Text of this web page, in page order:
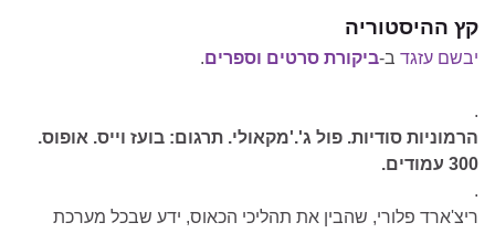
קץ ההיסטוריה
יבשם עזגד ב-ביקורת סרטים וספרים.
.
הרמוניות סודיות. פול ג'.'מקאולי. תרגום: בועז וייס. אופוס.
300 עמודים.
.
ריצ'ארד פלורי, שהבין את תהליכי הכאוס, ידע שבכל מערכת